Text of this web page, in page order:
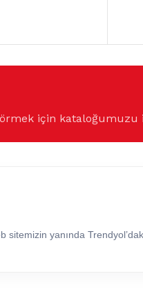
için kataloğumuzu
sitemizin yanında